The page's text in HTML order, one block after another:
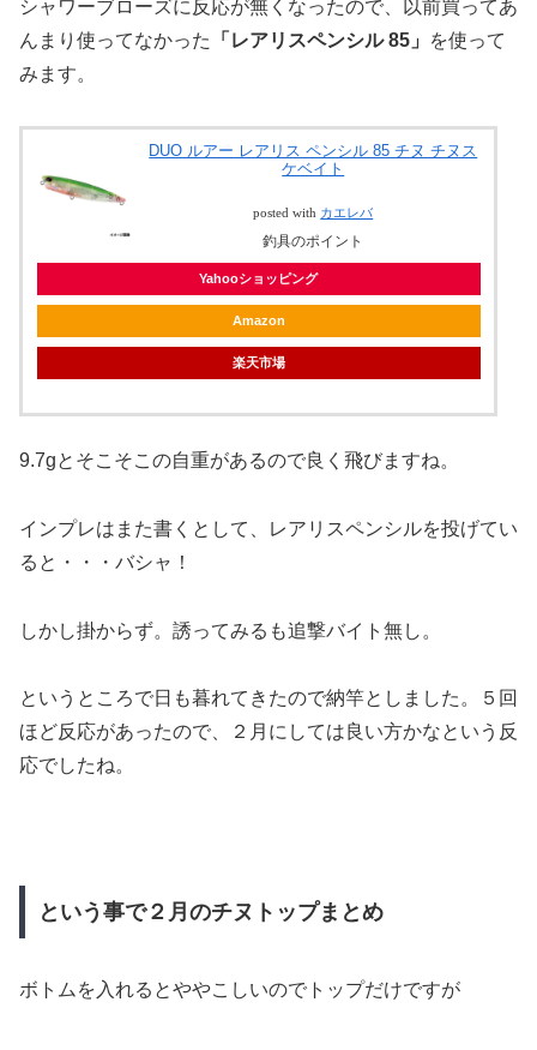
シャワーブローズに反応が無くなったので、以前買ってあ
んまり使ってなかった
「レアリスペンシル 85」
を使って
みます。
DUO ルアー レアリス ペンシル 85 チヌ チヌス
ケベイト
posted with カエレバ
釣具のポイント
Yahooショッピング
Amazon
楽天市場
9.7gとそこそこの自重があるので良く飛びますね。
インプレはまた書くとして、レアリスペンシルを投げてい
ると・・・バシャ！
しかし掛からず。誘ってみるも追撃バイト無し。
というところで日も暮れてきたので納竿としました。５回
ほど反応があったので、２月にしては良い方かなという反
応でしたね。
という事で２月のチヌトップまとめ
ボトムを入れるとややこしいのでトップだけですが